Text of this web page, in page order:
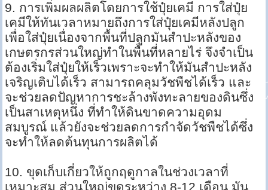
9. การเพิ่มผลผลิตโดยการใช้ปุ๋ยเคมี การใส่ปุ๋ย
เคมีให้ทันเวลาหมายถึงการใส่ปุ๋ยเคมีหลังปลูก
เพื่อใส่ปุ๋ยเนื่องจากพื้นที่ปลูกมันสำปะหลังของ
เกษตรกรส่วนใหญ่ทำในพื้นที่หลายไร่ จึงจำเป็น
ต้องเริ่มใส่ปุ๋ยให้เร็วเพราะจะทำให้มันสำปะหลัง
เจริญเติบได้เร็ว สามารถคลุมวัชพืชได้เร็ว และ
จะช่วยลดปัญหาการชะล้างพังทะลายของดินซึ่ง
เป็นสาเหตุหนึ่ง ที่ทำให้ดินขาดความอุดม
สมบูรณ์ แล้วยังจะช่วยลดการกำจัดวัชพืชได้ซึ่ง
จะทำให้ลดต้นทุนการผลิตได้
10. ขุดเก็บเกี่ยวให้ถูกฤดูกาลในช่วงเวลาที่
เหมาะสม ส่วนใหญ่ขุดระหว่าง 8-12 เดือน มัน